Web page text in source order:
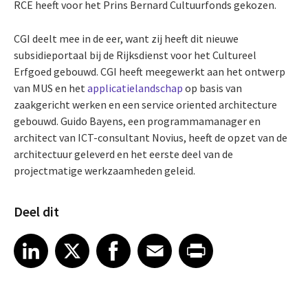
RCE heeft voor het Prins Bernard Cultuurfonds gekozen.
CGI deelt mee in de eer, want zij heeft dit nieuwe
subsidieportaal bij de Rijksdienst voor het Cultureel
Erfgoed gebouwd. CGI heeft meegewerkt aan het ontwerp
van MUS en hetapplicatielandschap op basis van
zaakgericht werken en een service oriented architecture
gebouwd. Guido Bayens, een programmamanager en
architect van ICT-consultant Novius, heeft de opzet van de
architectuur geleverd en het eerste deel van de
projectmatige werkzaamheden geleid.
Deel dit
Share article on LinkedIn
LinkedIn
Share article on XShare article on Facebook
Facebook
Share article on Email
EmailShare article on Print